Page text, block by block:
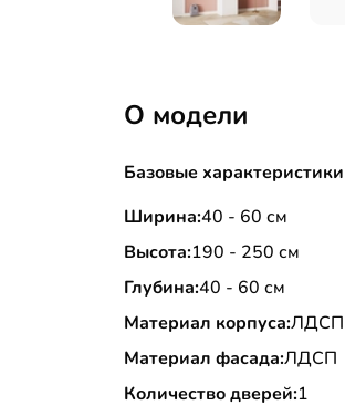
О модели
Базовые характеристики
Ширина:40 - 60 см
Высота:190 - 250 см
Глубина:40 - 60 см
Материал корпуса:ЛДСП
Материал фасада:ЛДСП
Количество дверей:1